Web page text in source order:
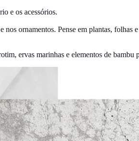
e os acessórios.
ornamentos. Pense em plantas,
ervas marinhas e elementos de